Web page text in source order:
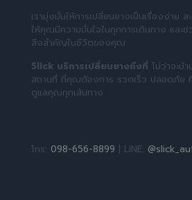
เรามุ่งมั่นให้การเปลี่ยนยางเป็นเรื่องง่าย
ให้คุณมีความมั่นใจในทุกการเดินทาง และช่
สิ่งสำคัญในชีวิตของคุณ
Slick บริการเปลี่ยนยางถึงที่ ไม่ว่าจะบ้
สถานที่ ที่คุณต้องการ รวดเร็ว ปลอดภัย
ดูแลคุณทุกเส้นทาง
โทร: 098-656-8899 | LINE: